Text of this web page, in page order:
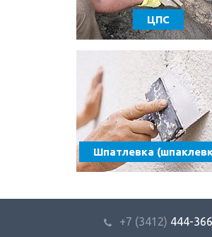
ЦПС
Шпатлевка
+7 (3412) 444-366